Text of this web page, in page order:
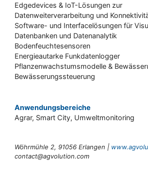
Edgedevices & IoT-Lösungen zur
Datenweiterverarbeitung und
Software- und Interfacelösungen für
Datenbanken und Datenanalytik
Bodenfeuchtesensoren
Energieautarke Funkdatenlogger
Pflanzenwachstumsmodelle &
Bewässerungssteuerung
Anwendungsbereiche
Agrar, Smart City, Umweltmonitoring
Wöhrmühle 2, 91056 Erlangen |
contact@agvolution.com